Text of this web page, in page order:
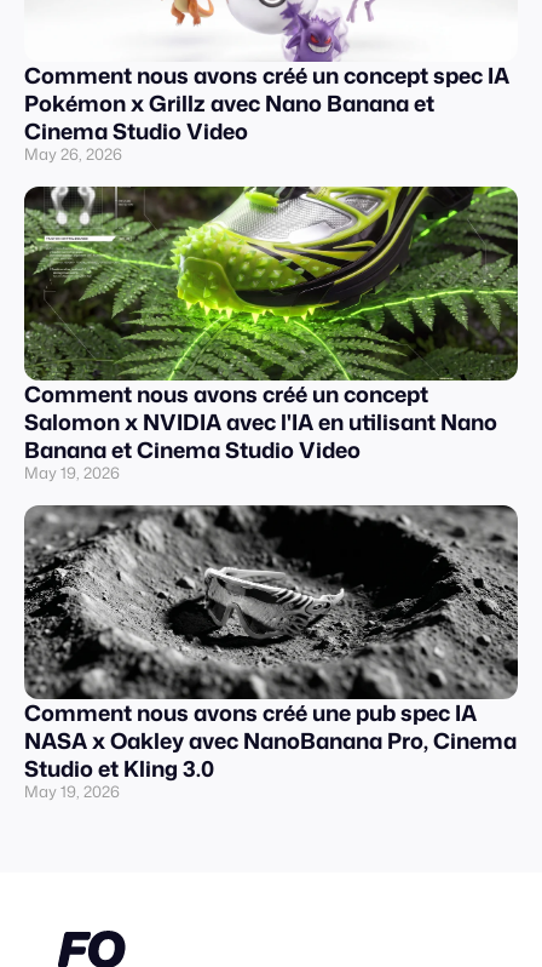
Comment nous avons créé un concept spec IA
Pokémon x Grillz avec Nano Banana et
Cinema Studio Video
May 26, 2026
Comment nous avons créé un concept
Salomon x NVIDIA avec l'IA en utilisant Nano
Banana et Cinema Studio Video
May 19, 2026
Comment nous avons créé une pub spec IA
NASA x Oakley avec NanoBanana Pro, Cinema
Studio et Kling 3.0
May 19, 2026